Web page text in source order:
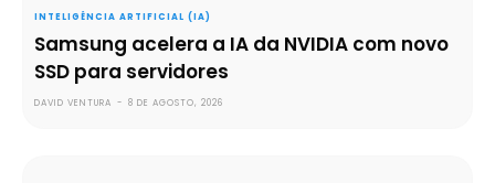
INTELIGÊNCIA ARTIFICIAL (IA)
Samsung acelera a IA da NVIDIA com novo
SSD para servidores
DAVID VENTURA - 8 DE AGOSTO, 2026